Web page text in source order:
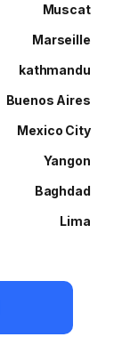
Muscat
Marseille
kathmandu
Buenos Aires
Mexico City
Yangon
Baghdad
Lima